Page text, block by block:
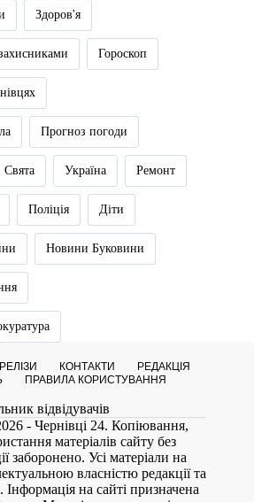
Здоров'я
Гороскоп
Прогноз погоди
Свята Україна Ремонт
Поліція Діти
Новини Буковини
КОНТАКТИ
РЕДАКЦІЯ
ПРАВИЛА КОРИСТУВАННЯ
- Чернівці 24. Копіювання,
матеріалів сайту без
заборонено. Усі матеріали на
власністю редакції та
Інформація на сайті призначена